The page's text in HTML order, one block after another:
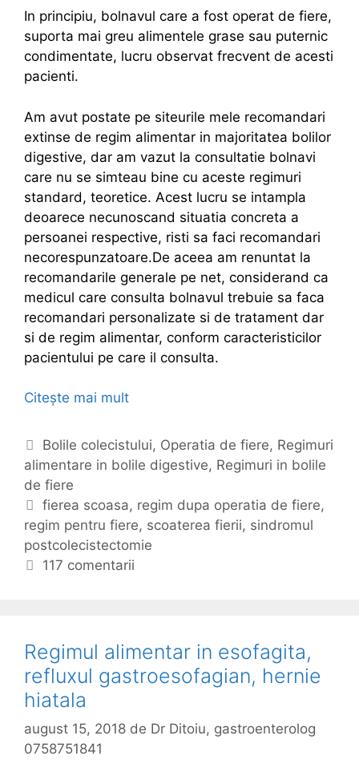
In principiu, bolnavul care a fost operat de fiere,
suporta mai greu alimentele grase sau puternic
condimentate, lucru observat frecvent de acesti
pacienti.
Am avut postate pe siteurile mele recomandari
extinse de regim alimentar in majoritatea bolilor
digestive, dar am vazut la consultatie bolnavi
care nu se simteau bine cu aceste regimuri
standard, teoretice. Acest lucru se intampla
deoarece necunoscand situatia concreta a
persoanei respective, risti sa faci recomandari
necorespunzatoare.De aceea am renuntat la
recomandarile generale pe net, considerand ca
medicul care consulta bolnavul trebuie sa faca
recomandari personalizate si de tratament dar
si de regim alimentar, conform caracteristicilor
pacientului pe care il consulta.
Citește mai mult
e
t
r
e
g
)
d
a
C
a
t
e
g
o
r
Bolile colecistului, Operatia de fiere, Regimuri
alimentare in bolile digestive, Regimuri in bolile
de fiere
E
t
i
c
e
fierea scoasa, regim dupa operatia de fiere,
regim pentru fiere, scoaterea fierii, sindromul
postcolecistectomie
117 comentarii
Regimul alimentar in esofagita,
refluxul gastroesofagian, hernie
hiatala
august 15, 2018 de Dr Ditoiu, gastroenterolog
0758751841